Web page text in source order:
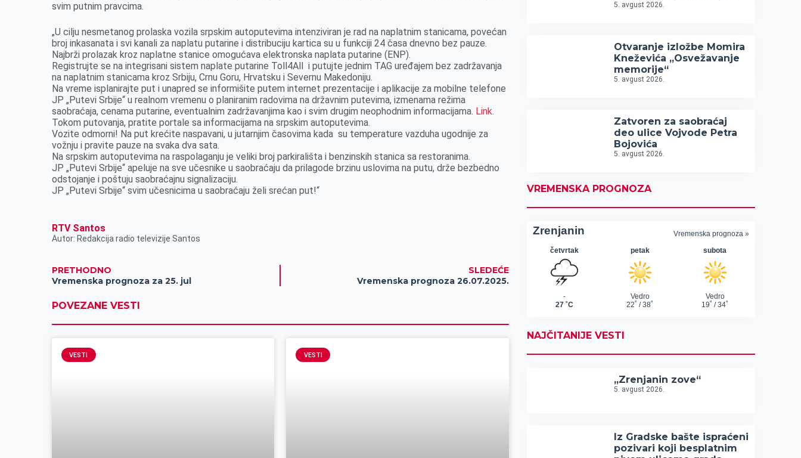
k
e
r
n
p
svim putnim pravcima.
„U cilju nesmetanog prolaska vozila srpskim autoputevima intenziviran je rad na naplatnim stanicama, povećan
broj inkasanata i svi kanali za naplatu putarine i distribuciju kartica su u funkciji 24 časa dnevno bez pauze.
Najbrži prolazak kroz naplatne stanice omogućava elektronska naplata putarine (ENP).
Registrujte se na integrisani sistem naplate putarine Toll4All i putujte jednim TAG uređajem bez zadržavanja
na naplatnim stanicama kroz Srbiju, Crnu Goru, Hrvatsku i Severnu Makedoniju.
Na vreme isplanirajte put i unapred se informišite putem internet prezentacije i aplikacije za mobilne telefone
JP „Putevi Srbije“ u realnom vremenu o planiranim radovima na državnim putevima, izmenama režima
saobraćaja, cenama putarine, eventualnim zadržavanjima kao i svim drugim neophodnim informacijama. Link.
Tokom putovanja, pratite portale sa informacijama na srpskim autoputevima.
Vozite odmorni! Na put krećite naspavani, u jutarnjim časovima kada su temperature vazduha ugodnije za
vožnju i pravite pauze na svaka dva sata.
Na srpskim autoputevima na raspolaganju je veliki broj parkirališta i benzinskih stanica sa restoranima.
JP „Putevi Srbije“ apeluje na sve učesnike u saobraćaju da prilagode brzinu uslovima na putu, drže bezbedno
odstojanje i poštuju saobraćajnu signalizaciju.
JP „Putevi Srbije“ svim učesnicima u saobraćaju želi srećan put!“
RTV Santos
Autor: Redakcija radio televizije Santos
PRETHODNO
Vremenska prognoza za 25. jul
SLEDEĆE
Vremenska prognoza 26.07.2025.
POVEZANE VESTI
VESTI VESTI
5. avgust 2026.
Otvaranje izložbe Momira
Kneževića „Osvežavanje
memorije“
5. avgust 2026.
Zatvoren za saobraćaj
deo ulice Vojvode Petra
Bojovića
5. avgust 2026.
VREMENSKA PROGNOZA
NAJČITANIJE VESTI
„Zrenjanin zove“
5. avgust 2026.
Iz Gradske bašte ispraćeni
pozivari koji besplatnim